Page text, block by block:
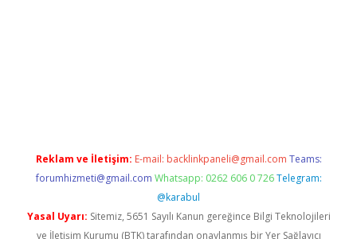
Reklam ve İletişim: E-mail: backlinkpaneli@gmail.com Teams:
forumhizmeti@gmail.com Whatsapp: 0262 606 0 726 Telegram:
@karabul
Yasal Uyarı: Sitemiz, 5651 Sayılı Kanun gereğince Bilgi Teknolojileri
ve İletişim Kurumu (BTK) tarafından onaylanmış bir Yer Sağlayıcı